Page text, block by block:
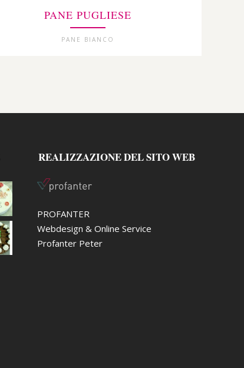
PANE PUGLIESE
PANE BIANCO
REALIZZAZIONE DEL SITO WEB
PROFANTER
Webdesign & Online Service
Profanter Peter